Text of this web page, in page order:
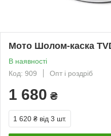
Мото Шолом-каска
В наявності
Код: 909
Опт і роздріб
1 680 ₴
1 620 ₴ від 3 шт.